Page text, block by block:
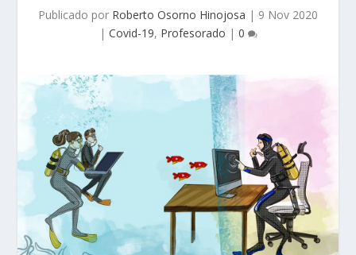
Publicado por Roberto Osorno Hinojosa | 9 Nov 2020
| Covid-19, Profesorado | 0